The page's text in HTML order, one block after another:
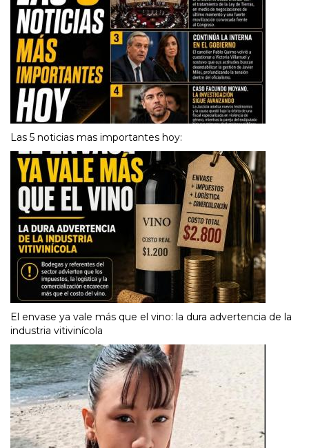
Las 5 noticias mas importantes hoy:
El envase ya vale más que el vino: la dura advertencia de la
industria vitivinícola